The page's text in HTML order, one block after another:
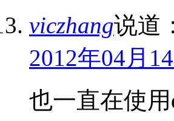
viczhang说道：
2012年04月
也一直在使